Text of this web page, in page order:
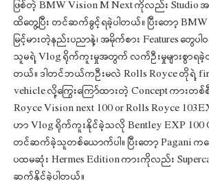
ဖြစ်တဲ့ BMW Vision M Next ကိုလည်း Studio
ထိတွေ့ပြီး တင်ဆက်ခွင့်ရခဲ့ပါတယ်။ ပြီးတော့ BMW
မြင့်မားတဲ့နည်းပညာနဲ့၊ အမိုက်စား Features တွေပ
သူမရဲ့ Vlog ရိုက်ကူးမှုအတွက် လက်ဦးမှုများစွာရ
တယ်။ ဒါတင်ဘယ်ကဦးမလဲ Rolls Royce တိုရဲ့
vehicle လို့ကြွေးကြော်ထားတဲ့ Concept ကားတစ်
Royce Vision next 100 or Rolls Royce
ဟာ Vlog ရိုက်ကူးနိုင်ခဲ့သလို Bentley EXP
တင်ဆက်ခဲ့သူတစ်ယောက်ပါ။ ပြီးတော့ Pagani က
ပထမဆုံး Hermes Edition ကားကိုလည်း
ဆက်နိုင်ခဲ့ပါတယ်။